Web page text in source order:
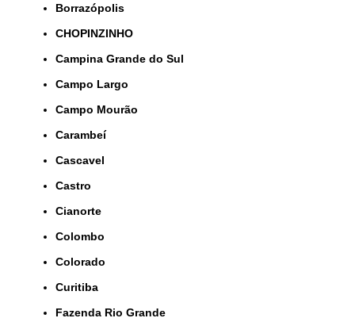
Borrazópolis
CHOPINZINHO
Campina Grande do Sul
Campo Largo
Campo Mourão
Carambeí
Cascavel
Castro
Cianorte
Colombo
Colorado
Curitiba
Fazenda Rio Grande